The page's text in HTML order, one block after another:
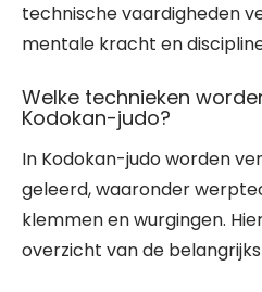
technische vaardigheden
mentale kracht en
Welke technieken
Kodokan-judo?
In Kodokan-judo worden
geleerd, waaronder
klemmen en wurgingen.
overzicht van de